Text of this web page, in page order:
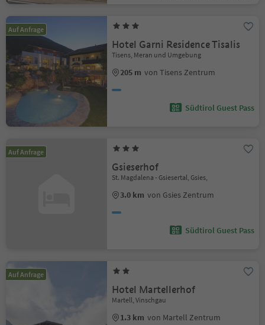
Auf Anfrage
Hotel Garni Residence Tisalis
Tisens, Meran und Umgebung
205 m von Tisens Zentrum
Südtirol Guest Pass
Auf Anfrage
Gsieserhof
St. Magdalena - Gsiesertal, Gsies,
3.0 km von Gsies Zentrum
Südtirol Guest Pass
Auf Anfrage
Hotel Martellerhof
Martell, Vinschgau
1.3 km von Martell Zentrum